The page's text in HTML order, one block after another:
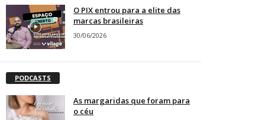
O PIX entrou para a elite das
marcas brasileiras
30/06/2026
PODCASTS
As margaridas que foram para
o céu